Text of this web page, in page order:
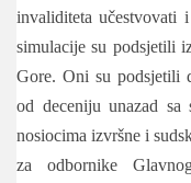
invaliditeta učestvovati
simulacije su podsjetili
Gore. Oni su podsjetili
od deceniju unazad sa
nosiocima izvršne i
za odbornike